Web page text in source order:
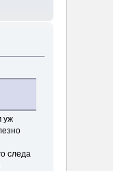
уж
следа